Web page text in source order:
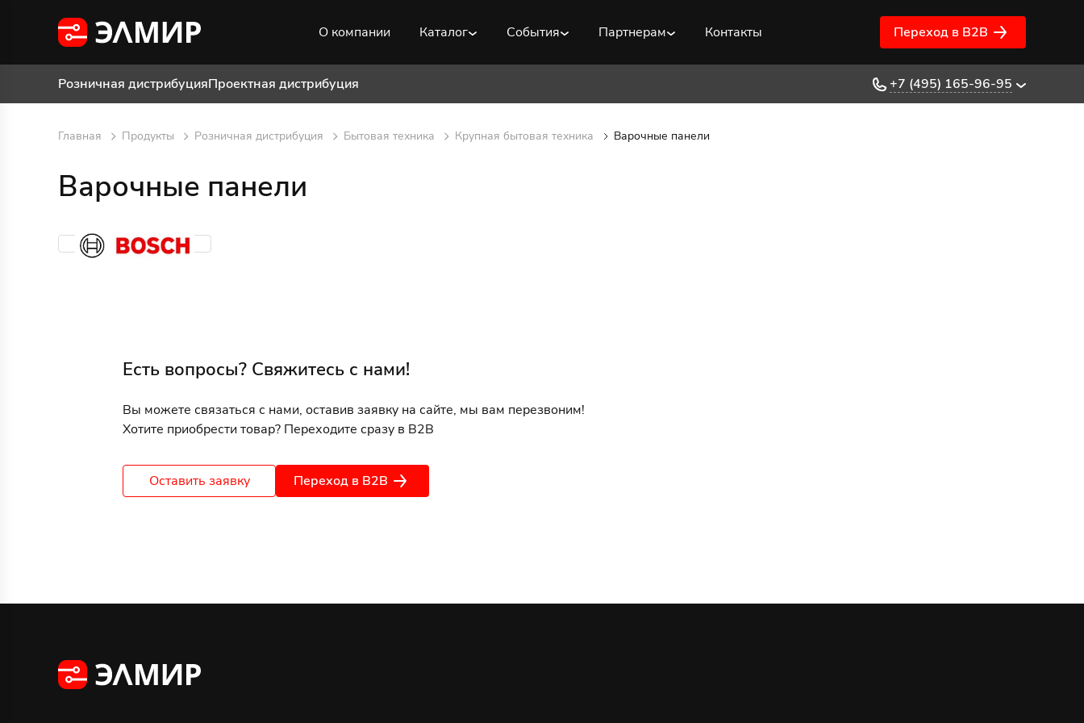
О компании Каталог События Партнерам Контакты Переход в B2B
Розничная дистрибуцияПроектная дистрибуция +7 (495) 165-96-95
Главная Продукты Розничная дистрибуция Бытовая техника Крупная бытовая техника Варочные панели
Варочные панели
Есть вопросы? Свяжитесь с нами!
Вы можете связаться с нами, оставив заявку на сайте, мы вам перезвоним!
Хотите приобрести товар? Переходите сразу в B2B
Оставить заявку Переход в B2B